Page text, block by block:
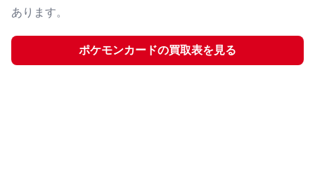
あります。
ポケモンカードの買取表を見る